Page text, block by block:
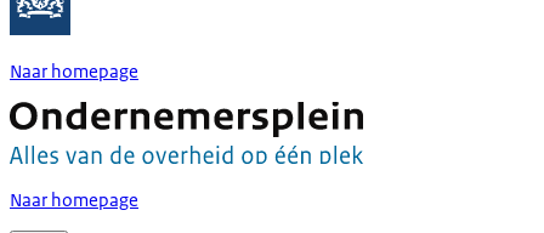
Naar homepage
Naar homepage